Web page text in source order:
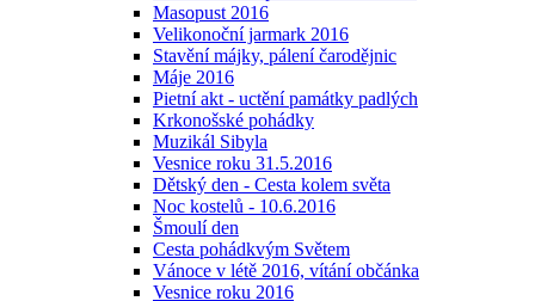
Masopust 2016
Velikonoční jarmark 2016
Stavění májky, pálení čarodějnic
Máje 2016
Pietní akt - uctění památky padlých
Krkonošské pohádky
Muzikál Sibyla
Vesnice roku 31.5.2016
Dětský den - Cesta kolem světa
Noc kostelů - 10.6.2016
Šmoulí den
Cesta pohádkvým Světem
Vánoce v létě 2016, vítání občánka
Vesnice roku 2016